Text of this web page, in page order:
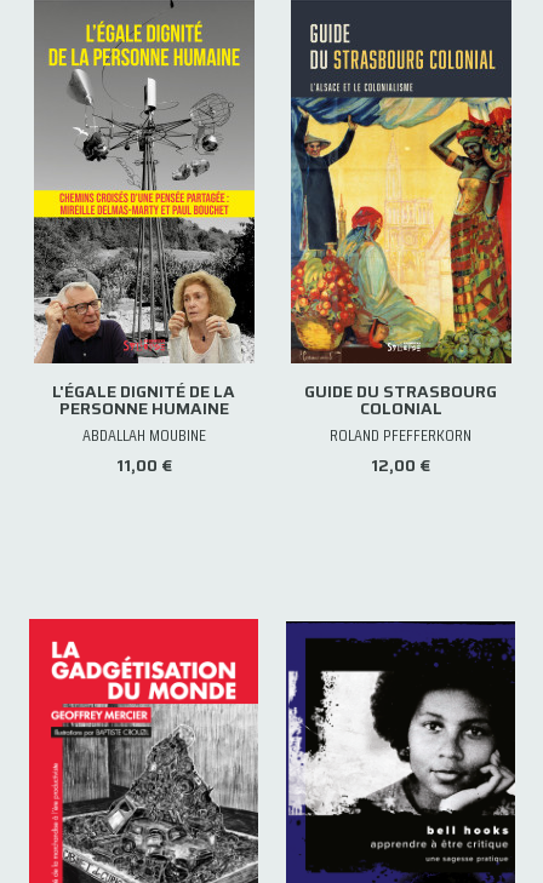
L'ÉGALE DIGNITÉ DE LA
PERSONNE HUMAINE
ABDALLAH MOUBINE
11,00 €
GUIDE DU STRASBOURG
COLONIAL
ROLAND PFEFFERKORN
12,00 €